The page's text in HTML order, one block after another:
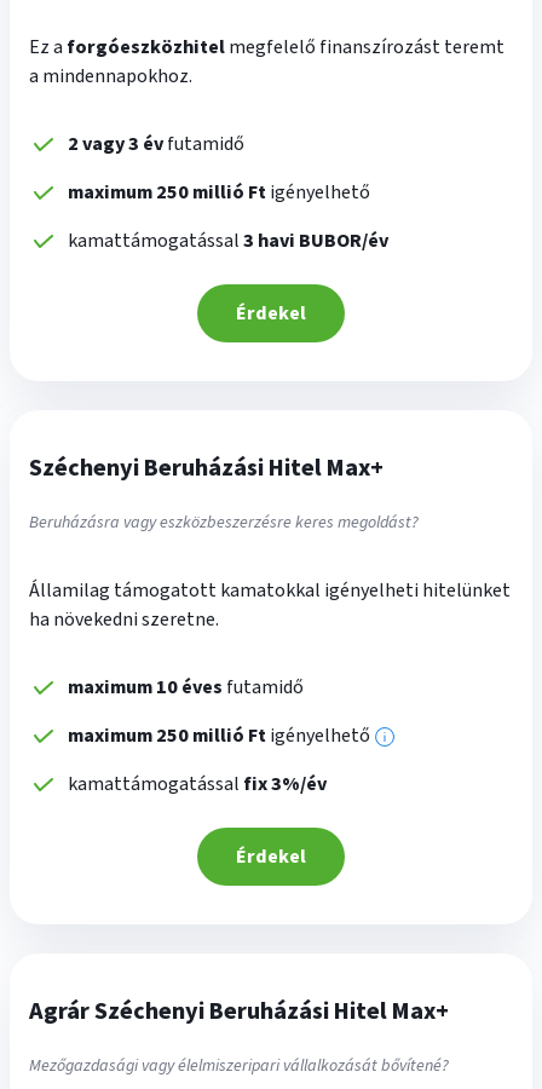
Ez a forgóeszközhitelmegfelelő finanszírozást teremt
a mindennapokhoz.
2 vagy 3 évfutamidő
maximum 250 millió Ftigényelhető
kamattámogatással3 havi BUBOR/év
Érdekel
Széchenyi Beruházási Hitel Max+
Beruházásra vagy eszközbeszerzésre keres megoldást?
Államilag támogatott kamatokkal igényelheti hitelünket
ha növekedni szeretne.
maximum 10 éves futamidő
maximum 250 millió Ftigényelhető
További
kamattámogatással fix 3%/év
Érdekel
Agrár Széchenyi Beruházási Hitel Max+
Mezőgazdasági vagy élelmiszeripari vállalkozását bővítené?